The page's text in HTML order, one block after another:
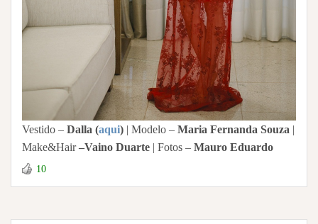
Vestido – Dalla (aqui) | Modelo – Maria Fernanda Souza |
Make&Hair–Vaino Duarte | Fotos – Mauro Eduardo
10